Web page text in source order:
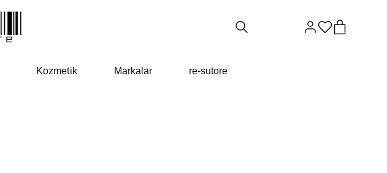
Kozmetik Markalar re-sutore